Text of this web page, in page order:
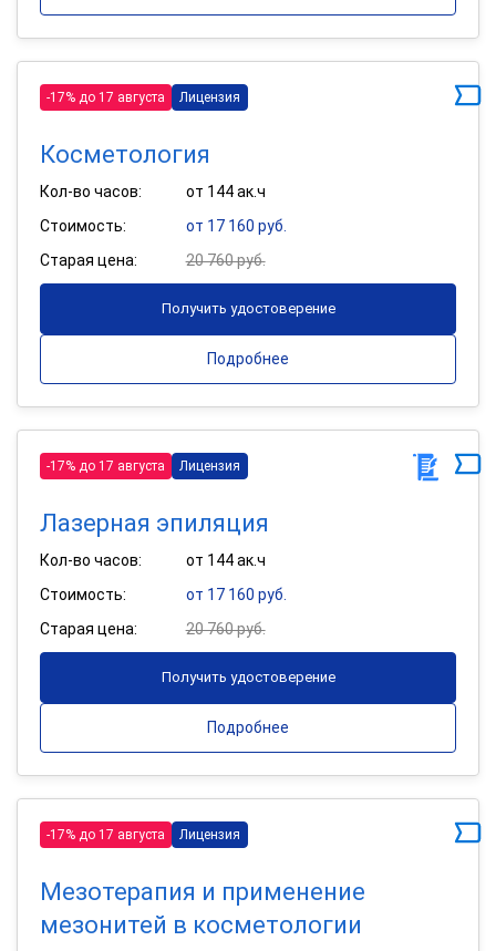
-17% до 17 августа Лицензия
Косметология
Кол-во часов:
от 144 ак.ч
Стоимость:
от 17 160 руб.
Старая цена:
20 760 руб.
Получить удостоверение
Подробнее
-17% до 17 августа Лицензия
Лазерная эпиляция
Кол-во часов:
от 144 ак.ч
Стоимость:
от 17 160 руб.
Старая цена:
20 760 руб.
Получить удостоверение
Подробнее
-17% до 17 августа Лицензия
Мезотерапия и применение
мезонитей в косметологии